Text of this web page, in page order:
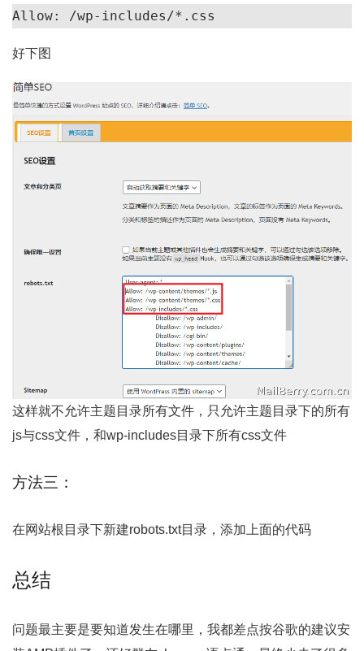
Allow: /wp-includes/*.css
好下图
这样就不允许主题目录所有文件，只允许主题目录下的所有
js与css文件，和wp-includes目录下所有css文件
方法三：
在网站根目录下新建robots.txt目录，添加上面的代码
总结
问题最主要是要知道发生在哪里，我都差点按谷歌的建议安